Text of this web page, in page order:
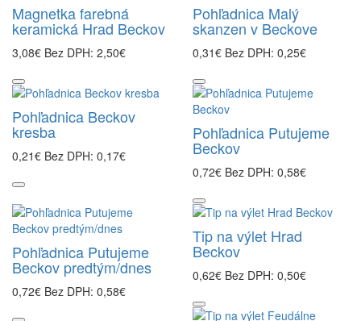
Magnetka farebná
keramická Hrad Beckov
3,08€ Bez DPH: 2,50€
Pohľadnica Malý
skanzen v Beckove
0,31€ Bez DPH: 0,25€
Pohľadnica Beckov
kresba
0,21€ Bez DPH: 0,17€
Pohľadnica Putujeme
Beckov
0,72€ Bez DPH: 0,58€
Pohľadnica Putujeme
Beckov predtým/dnes
0,72€ Bez DPH: 0,58€
Tip na výlet Hrad
Beckov
0,62€ Bez DPH: 0,50€